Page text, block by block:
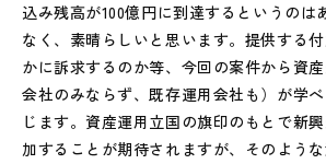
込み残高が100億円に到達するというのは
なく、素晴らしいと思います。提供する
かに訴求するのか等、今回の案件から資
会社のみならず、既存運用会社も）が学
じます。資産運用立国の旗印のもとで新
加することが期待されますが、そのよう